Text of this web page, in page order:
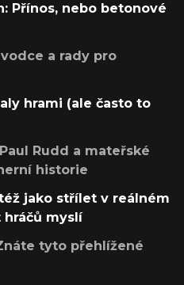
Přínos, nebo betonové
a rady pro
hrami (ale často to
Rudd a mateřské
historie
jako střílet v reálném
hráčů myslí
tyto přehlížené